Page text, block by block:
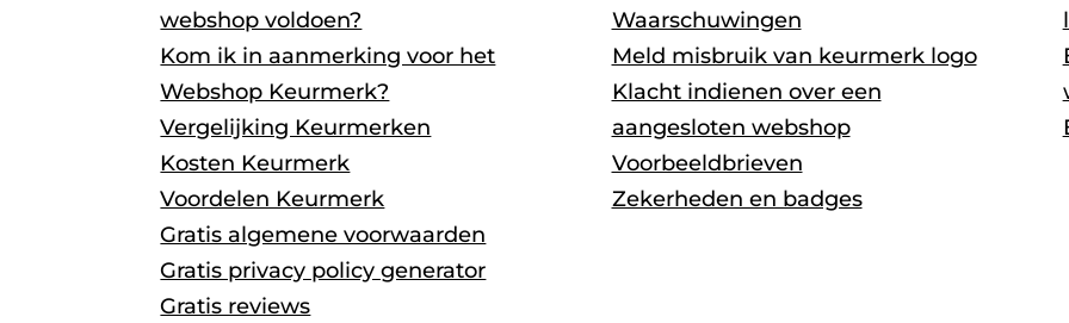
webshop voldoen?
Kom ik in aanmerking voor het
Webshop Keurmerk?
Vergelijking Keurmerken
Kosten Keurmerk
Voordelen Keurmerk
Gratis algemene voorwaarden
Gratis privacy policy generator
Gratis reviews
Waarschuwingen
Meld misbruik van keurmerk logo
Klacht indienen over een
aangesloten webshop
Voorbeeldbrieven
Zekerheden en badges